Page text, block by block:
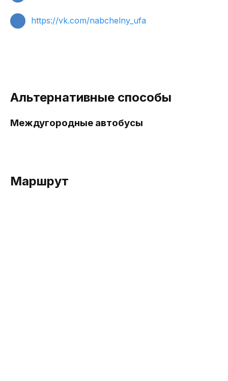
https://vk.com/nabchelny_ufa
Альтернативные способы
Междугородные автобусы
Маршрут